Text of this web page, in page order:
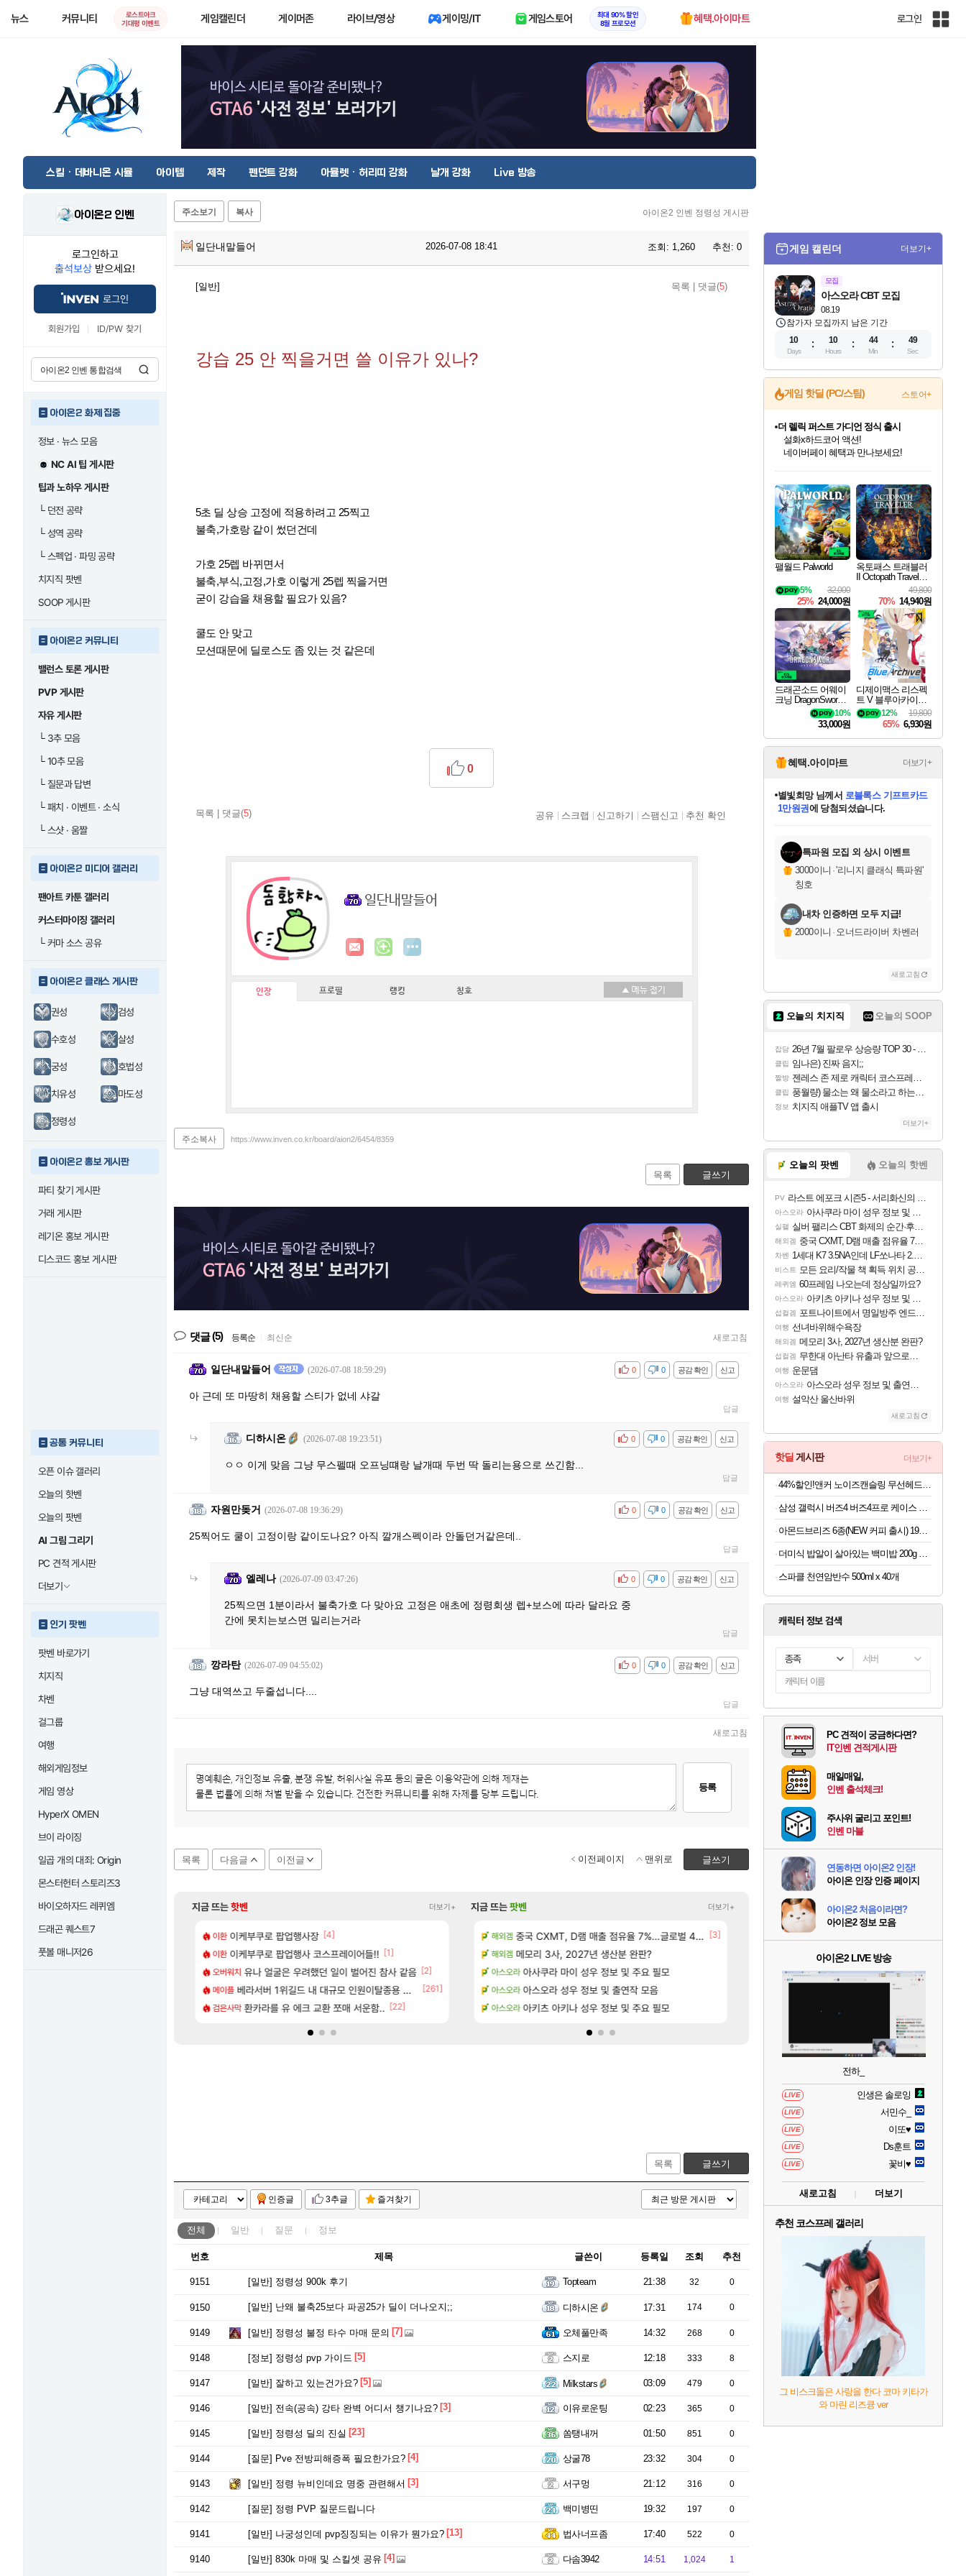
뉴스 커뮤니티
로스트아크
기대평 이벤트
게임캘린더 게이머존 라이브/영상 게이밍/IT 게임스토어
최대 90% 할인
8월 프로모션
혜택.아이마트 로그인
인
스킬 · 데바니온 시뮬 아이템 제작 펜던트 강화 아뮬렛 · 허리띠 강화 날개 강화 Live 방송
아이온2 인벤
로그인하고
출석보상 받으세요!
로그인
회원가입 ID/PW 찾기
아이온2 화제 집중
정보 · 뉴스 모음
NC AI 팁 게시판
팁과 노하우 게시판
└던전 공략
└성역 공략
└스펙업 · 파밍 공략
치지직 팟벤
SOOP 게시판
아이온2 커뮤니티
밸런스 토론 게시판
PVP 게시판
자유 게시판
└3추 모음
└10추 모음
└질문과 답변
└패치 · 이벤트 · 소식
└스샷 · 움짤
아이온2 미디어 갤러리
팬아트 카툰 갤러리
커스터마이징 갤러리
└커마 소스 공유
아이온2 클래스 게시판
권성 검성
수호성 살성
궁성 호법성
치유성 마도성
정령성
아이온2 홍보 게시판
파티 찾기 게시판
거래 게시판
레기온 홍보 게시판
디스코드 홍보 게시판
공통 커뮤니티
오픈 이슈 갤러리
오늘의 핫벤
오늘의 팟벤
AI 그림 그리기
PC 견적 게시판
더보기
인기 팟벤
팟벤 바로가기
치지직
차벤
걸그룹
여행
해외게임정보
게임 영상
HyperX OMEN
브이 라이징
일곱 개의 대죄: Origin
몬스터헌터 스토리즈3
바이오하자드 레퀴엠
드래곤 퀘스트7
풋볼 매니저26
주소보기 복사 아이온2 인벤 정령성 게시판
일단내말들어 2026-07-08 18:41 조회: 1,260 추천: 0
[일반] 목록 댓글(5)
강습 25 안 찍을거면 쓸 이유가 있나?
5초 딜 상승 고정에 적용하려고 25찍고
불축,가호랑 같이 썼던건데
가호 25렙 바뀌면서
불축,부식,고정,가호 이렇게 25렙 찍을거면
굳이 강습을 채용할 필요가 있음?
쿨도 안 맞고
모션때문에 딜로스도 좀 있는 것 같은데
목록 댓글(5)
0
공유 스크랩 신고하기 스팸신고 추천 확인
일단내말들어
인장 프로필 랭킹 칭호
주소복사 https://www.inven.co.kr/board/aion2/6454/8359
목록 글쓰기
댓글(5) 등록순 최신순 새로고침
일단내말들어 (2026-07-08 18:59:29) 신고
공감 확인
비공감 0
0
아 근데 또 마땅히 채용할 스티가 없네 샤갈
답글
디하시온 (2026-07-08 19:23:51) 신고
공감 확인
비공감 0
0
ㅇㅇ 이게 맞음 그냥 무스펠때 오프닝떄랑 날개때 두번 딱 돌리는용으로 쓰긴함...
답글
자원만돚거 (2026-07-08 19:36:29) 신고
공감 확인
비공감 0
0
25찍어도 쿨이 고정이랑 같이도나요? 아직 깔개스펙이라 안돌던거같은데..
답글
엘레나 (2026-07-09 03:47:26) 신고
공감 확인
비공감 0
0
25찍으면 1분이라서 불축가호 다 맞아요 고정은 애초에 정령회생 렙+보스에 따라 달라요 중
간에 못치는보스면 밀리는거라
답글
깡라탄 (2026-07-09 04:55:02) 신고
공감 확인
비공감 0
0
그냥 대역쓰고 두줄섭니다....
답글
새로고침
등록
목록 다음글 이전글 글쓰기
이전페이지 맨위로
지금 뜨는핫벤 더보기+
[15]
억 부자 아니였음?? [56]
이환 이케부쿠로 팝업행사장 [4]
이환 이케부쿠로 팝업행사 코스프레이어들!! [1]
오버워치 유나 얼굴은 우려했던 일이 벌어진 참사 같음 [2]
메이플 베라서버 1위길드 내 대규모 인원이탈종용 추정사건
[261]
검은사막 환카라를 유 에크 교환 쪼매 서운함.. [22]
검은사막 펄없의 퍼주는듯하면서 악랄한 BM 설계 [24]
리니지M 주말패키지 결과..... [5]
오버워치 D.mon 스킬셋 나왔다 [5]
메이플 환산 13만 스펙으로 삐져서 매주 수로 10만점 치고있으면 ㅋㅋ
SOL 영웅무기도안 제작 질문
중상유저들
후닝 780억 부자 아니였음??
결국 돌고 돌아 와우 [28]
지금 뜨는팟벤 더보기+
일 넷플릭스에서 예고편 공개 예정
해수욕장
아스오라 카가미하라 하루 성우 정보 및 주요 필모
비스트 모든 요리/작물 책 획득 위치 공략 (36개) - 미식가 도전과제
차벤 아반테 2.0 자연흡기? [1]
섭컬겜 무한대 아난타 유출과 앞으로의 예상 (루머)
PV 라스트 에포크 시즌5 - 서리화신의 분노 티저
해외겜 중국 CXMT, D램 매출 점유율 7%…글로벌 4위로 부상
[3]
해외겜 메모리 3사, 2027년 생산분 완판?
아스오라 아사쿠라 마이 성우 정보 및 주요 필모
아스오라 아스오라 성우 정보 및 출연작 모음
아스오라 아키츠 아키나 성우 정보 및 주요 필모
8월 28일 넷플릭스에서 예고편 공개 예정
선녀바위해수욕장
[여행_국내] 남해 독일마을 [1]
모든 엘리트 골렘 위치 공략 (30개) - 방랑 결
목록 글쓰기
인증글 3추글 즐겨찾기
전체 일반 질문 정보
번호 제목 글쓴이 등록일 조회 추천
9151 [일반] 정령성 900k 후기 Topteam 21:38 32 0
9150 [일반] 난왜 불축25보다 파공25가 딜이 더나오지;; 디하시온 17:31 174 0
9149 [일반] 정령성 불정 타수 마매 문의 [7] 오체풀만족 14:32 268 0
9148 [정보] 정령성 pvp 가이드 [5] 스지로 12:18 333 8
9147 [일반] 잘하고 있는건가요? [5] Milkstars 03:09 479 0
9146 [일반] 전속(공속) 강타 완벽 어디서 챙기나요? [3] 이유로운팅 02:23 365 0
9145 [일반] 정령성 딜의 진실 [23] 쏨탱내꺼 01:50 851 0
9144 [질문] Pve 전방피해증폭 필요한가요? [4] 상굴78 23:32 304 0
9143 [일반] 정령 뉴비인데요 명중 관련해서 [3] 서구멍 21:12 316 0
9142 [질문] 정령 PVP 질문드립니다 백미병띤 19:32 197 0
9141 [일반] 나궁성인데 pvp징징되는 이유가 뭔가요? [13] 법사너프좀 17:40 522 0
9140 [일반] 830k 마매 및 스킬셋 공유 [4] 다솜3942 14:51 1,024 1
게임 캘린더 더보기+
모집
08.19
아스오라 CBT 모집
참가자 모집까지 남은 기간
10
Days
10
Hours
44
Min
48
Sec
게임 핫딜 (PC/스팀) 스토어+
최대 90% 할인가를 만나보세요!
네이버혜택과 함께 만나보세요!
50%할인&추가 적립까지!
네이버 포인트 혜택까지!
이니&베니 혜택까지!
네이버 혜택가와 함께 예약하세요!
할인&네이버혜택으로 만나보세요!
더 렐릭 퍼스트 가디언 정식 출시
설화x하드코어 액션!
네이버페이 혜택과 만나보세요!
40주년 프로모션으로 만나보세요!
할인가에 만나보세요!
일부 에디션 상시 할인!
혜택으로 예약 판매 중
편안하게 충전하세요
팰월드 Palworld
32,000
5%
25% 24,000원
옥토패스 트래블러
II Octopath Traveler I
49,800
70% 14,940원
드래곤소드 어웨이
크닝 DragonSword A
10%
33,000원
디제이맥스 리스펙
트 V 블루아카이브
팩 DJMAX RESPE
CT V Blue Archive P
ack DLC
19,800
12%
65% 6,930원
혜택.아이마트 더보기+
교환.
당첨되셨습니다.
당첨되셨습니다.
당첨되셨습니다.
별빛희망님께서 로블록스 기프트카드
1만원권에 당첨되셨습니다.
당첨되셨습니다.
당첨되셨습니다.
당첨되셨습니다.
당첨되셨습니다.
에디션 (스팀코드)를 교환.
당첨되셨습니다.
특파원 모집 외 상시 이벤트
3000이니 ·'리니지 클래식 특파원'
칭호
내차 인증하면 모두 지급!
2000이니 · 오너드라이버 차벤러
새로고침
오늘의 치지직 오늘의 SOOP
잡담 26년 7월 팔로우 상승량 TOP 30 - 월간 치지직
클립 임나은) 진짜 음지;;
짤방 젠레스 존 제로 캐릭터 코스프레한 꽁주
클립 풍월량) 물소는 왜 물소라고 하는거야? 아! 그만 ㅋㅋ
정보 치지직 애플TV 앱 출시
더보기+
오늘의 팟벤 오늘의 핫벤
PV 라스트 에포크 시즌5 - 서리화신의 분노 티저
아스오라 아사쿠라 마이 성우 정보 및 주요 필모
실팰 실버 팰리스 CBT 화제의 순간·후기 모음
해외겜 중국 CXMT, D램 매출 점유율 7%…글로벌 4위로 부상
차벤 1세대 K7 3.5NA인데 LF쏘나타 2.0NA 기변하면 유류비 절약이 얼마나 될까요..?
비스트 모든 요리/작물 책 획득 위치 공략 (36개) - 미식가 도전과제
레퀴엠 60프레임 나오는데 정상일까요?
아스오라 아키츠 아키나 성우 정보 및 주요 필모
섭컬겜 포트나이트에서 명일방주 엔드필드 [펠리카] 판매 예정
여행 선녀바위해수욕장
해외겜 메모리 3사, 2027년 생산분 완판?
섭컬겜 무한대 아난타 유출과 앞으로의 예상 (루머)
여행 운문댐
아스오라 아스오라 성우 정보 및 출연작 모음
여행 설악산 울산바위
새로고침
핫딜 게시판 더보기+
아몬드브리즈 6종(NEW 커피 출시) 190ML/950ML 10팩/24팩/48팩 중 택 1
스파클 천연암반수 500ml x 40개
캐릭터 정보 검색
종족 서버
PC 견적이 궁금하다면?
IT인벤 견적게시판
매일매일,
인벤 출석체크!
주사위 굴리고 포인트!
인벤 마블
연동하면 아이온2 인장!
아이온 인장 인증 페이지
아이온2 처음이라면?
아이온2 정보 모음
아이온2 LIVE 방송
전하_
LIVE 인생은 솔로잉
LIVE 서민수_
LIVE 이또♥
LIVE Ds훈트
LIVE 꽃비♥
새로고침 더보기
추천 코스프레 갤러리
그 비스크돌은 사랑을 한다 코마 키타가
와 마린 리즈큥 ver